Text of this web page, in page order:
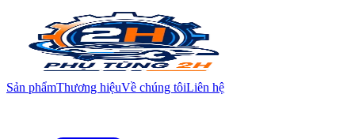
Sản phẩmThương hiệuVề chúng tôiLiên hệ